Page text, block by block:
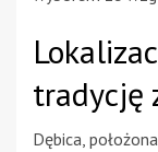
tradycję
Dębica,